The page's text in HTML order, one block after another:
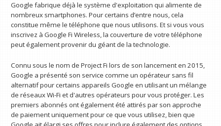
Google fabrique déjà le système d'exploitation qui alimente de
nombreux smartphones. Pour certains d’entre nous, cela
constitue même le téléphone que nous utilisons. Et si vous vous
inscrivez à Google Fi Wireless, la couverture de votre téléphone
peut également provenir du géant de la technologie.
Connu sous le nom de Project Fi lors de son lancement en 2015,
Google a présenté son service comme un opérateur sans fil
alternatif pour certains appareils Google en utilisant un mélange
de réseaux Wi-Fi et d'autres opérateurs pour vous protéger. Les
premiers abonnés ont également été attirés par son approche
de paiement uniquement pour ce que vous utilisez, bien que